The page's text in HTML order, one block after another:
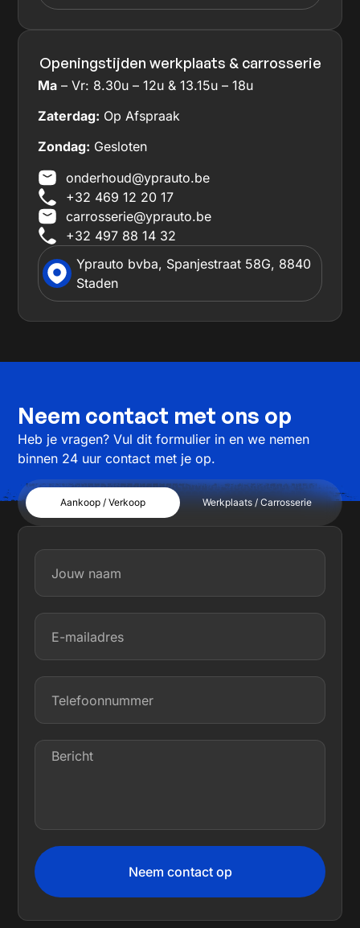
Openingstijden werkplaats & carrosserie
Ma – Vr: 8.30u – 12u & 13.15u – 18u
Zaterdag: Op Afspraak
Zondag: Gesloten
onderhoud@yprauto.be
+32 469 12 20 17
carrosserie@yprauto.be
+32 497 88 14 32
Yprauto bvba, Spanjestraat 58G, 8840
Staden
Neem contact met ons op
Heb je vragen? Vul dit formulier in en we nemen
binnen 24 uur contact met je op.
Aankoop / Verkoop Werkplaats / Carrosserie
Neem contact op